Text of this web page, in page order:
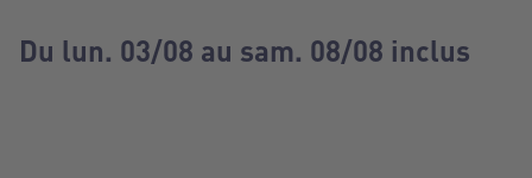
Du lun. 03/08 au sam. 08/08 inclus